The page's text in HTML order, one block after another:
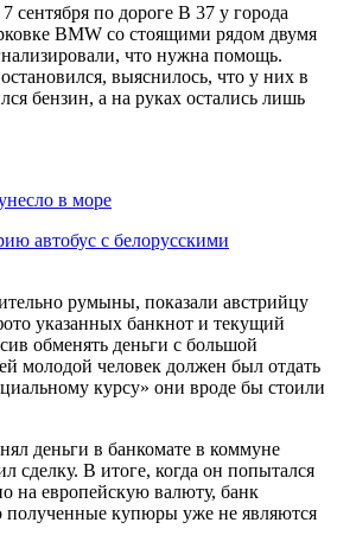
сентября по дороге B 37 у города
BMW со стоящими рядом двумя
что нужна помощь.
выяснилось, что у них в
бензин, а на руках остались лишь
в море
автобус с белорусскими
румыны, показали австрийцу
указанных банкнот и текущий
обменять деньги с большой
молодой человек должен был отдать
курсу» они вроде бы стоили
деньги в банкомате в коммуне
сделку. В итоге, когда он попытался
на европейскую валюту, банк
полученные купюры уже не являются